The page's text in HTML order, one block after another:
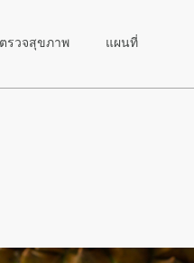
รวจสุขภาพ แผนที่
thaifcd/home.php
นในจังหวัดนนทบุรี เข้าถึงได้จาก